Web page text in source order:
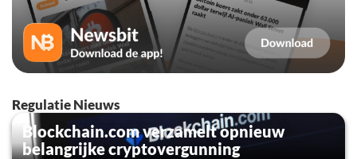
Regulatie Nieuws
Blockchain.com verzamelt opnieuw
belangrijke cryptovergunning